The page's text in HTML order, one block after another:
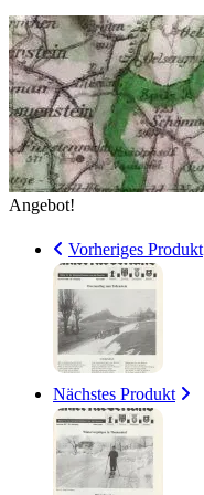
3,00 €1,75 €.
Angebot!
Vorheriges Produkt
Nächstes Produkt